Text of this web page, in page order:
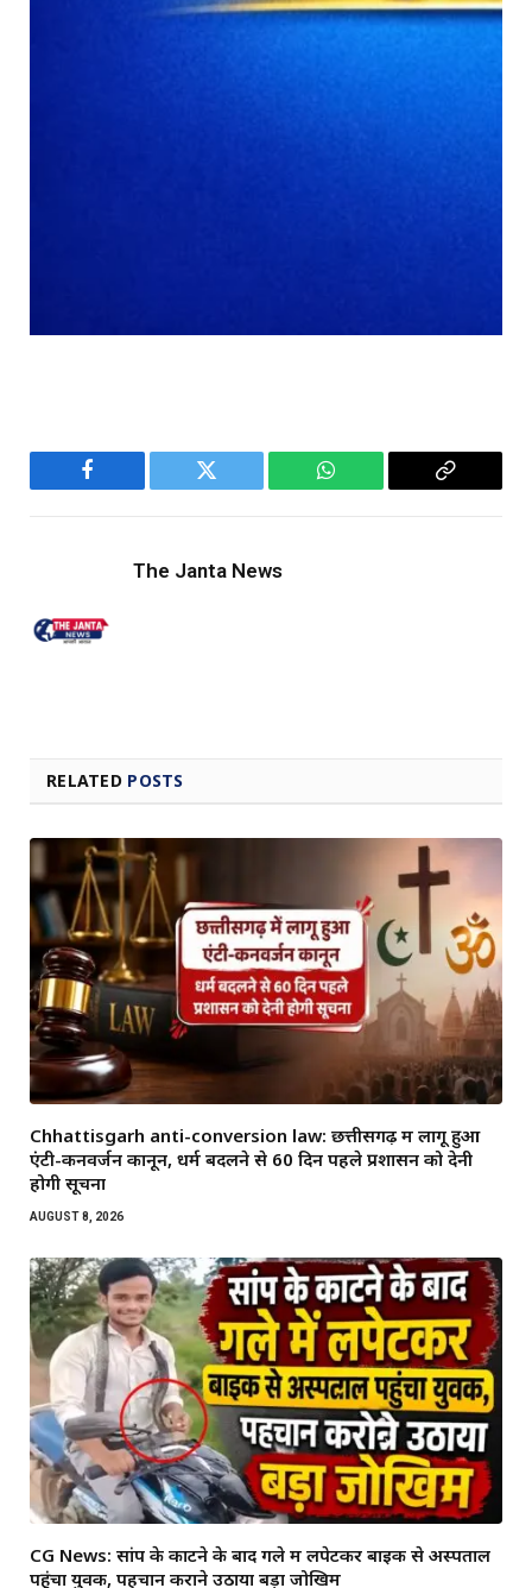
Facebook Twitter WhatsApp
Copy
The Janta News
RELATED POSTS
Chhattisgarh anti-conversion law: छत्तीसगढ़ में लागू हुआ
एंटी-कनवर्जन कानून, धर्म बदलने से 60 दिन पहले प्रशासन को देनी
होगी सूचना
AUGUST 8, 2026
CG News: सांप के काटने के बाद गले में लपेटकर बाइक से अस्पताल
पहुंचा युवक, पहचान कराने उठाया बड़ा जोखिम